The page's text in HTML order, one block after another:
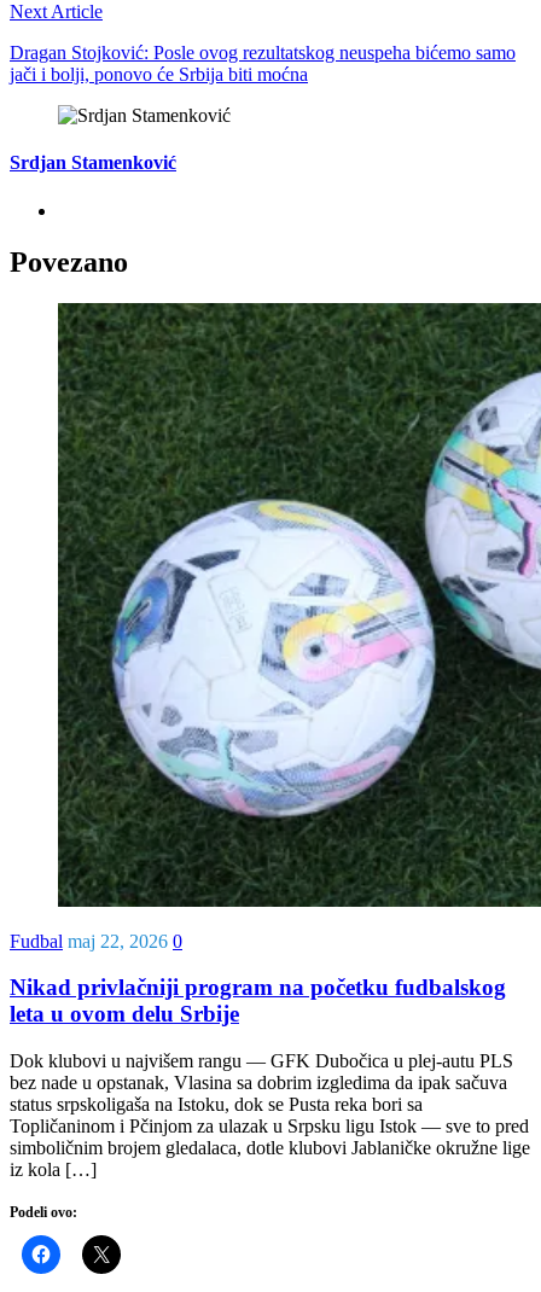
Next Article
Dragan Stojković: Posle ovog rezultatskog neuspeha bićemo samo
jači i bolji, ponovo će Srbija biti moćna
Srdjan Stamenković
Povezano
Fudbal maj 22, 2026 0
Nikad privlačniji program na početku fudbalskog
leta u ovom delu Srbije
Dok klubovi u najvišem rangu — GFK Dubočica u plej-autu PLS
bez nade u opstanak, Vlasina sa dobrim izgledima da ipak sačuva
status srpskoligaša na Istoku, dok se Pusta reka bori sa
Topličaninom i Pčinjom za ulazak u Srpsku ligu Istok — sve to pred
simboličnim brojem gledalaca, dotle klubovi Jablaničke okružne lige
iz kola […]
Podeli ovo: